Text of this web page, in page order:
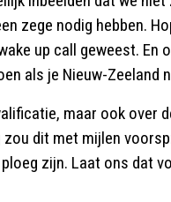
zege nodig hebben.
up call geweest.
als je Nieuw-Zeeland
maar ook over
dit met mijlen
zijn. Laat ons dat